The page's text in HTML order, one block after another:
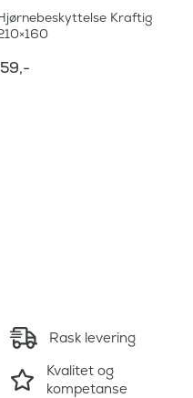
Kraftig
59,-
Rask levering
Kvalitet og
kompetanse